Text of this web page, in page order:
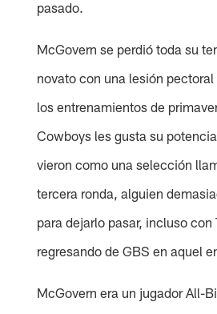
pasado.
McGovern se perdió toda su
novato con una lesión
los entrenamientos de
Cowboys les gusta su
vieron como una selección
tercera ronda, alguien
para dejarlo pasar, incluso con
regresando de GBS en aquel
McGovern era un jugador All-